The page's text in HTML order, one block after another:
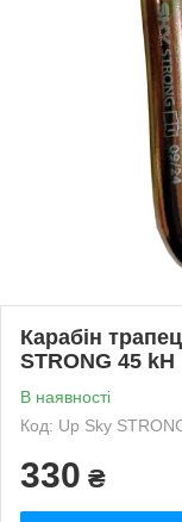
Карабін
STRONG 45 kH
В наявності
Код: Up Sky
330 ₴